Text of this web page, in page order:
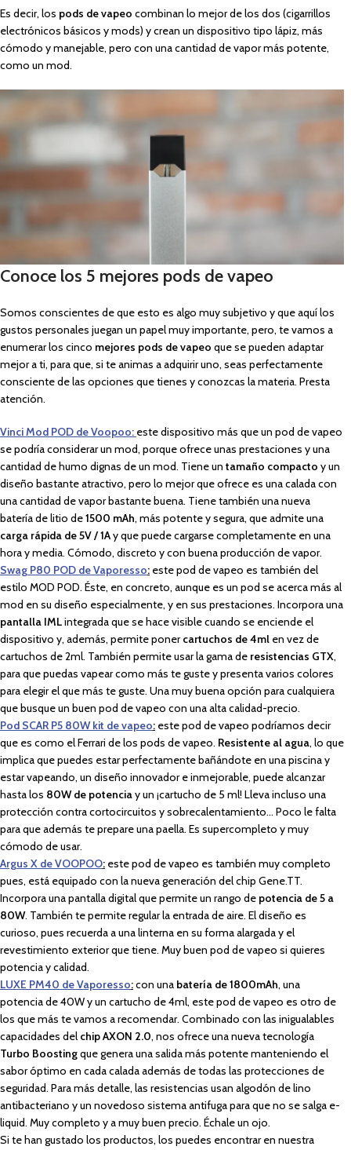
Es decir, los pods de vapeo combinan lo mejor de los dos (cigarrillos
electrónicos básicos y mods) y crean un dispositivo tipo lápiz, más
cómodo y manejable, pero con una cantidad de vapor más potente,
como un mod.
Conoce los 5 mejores pods de vapeo
Somos conscientes de que esto es algo muy subjetivo y que aquí los
gustos personales juegan un papel muy importante, pero, te vamos a
enumerar los cinco mejores pods de vapeo que se pueden adaptar
mejor a ti, para que, si te animas a adquirir uno, seas perfectamente
consciente de las opciones que tienes y conozcas la materia. Presta
atención.
Vinci Mod POD de Voopoo: este dispositivo más que un pod de vapeo
se podría considerar un mod, porque ofrece unas prestaciones y una
cantidad de humo dignas de un mod. Tiene un tamaño compacto y un
diseño bastante atractivo, pero lo mejor que ofrece es una calada con
una cantidad de vapor bastante buena. Tiene también una nueva
batería de litio de1500 mAh, más potente y segura, que admite una
carga rápida de 5V / 1Ay que puede cargarse completamente en una
hora y media. Cómodo, discreto y con buena producción de vapor.
Swag P80 POD de Vaporesso: este pod de vapeo es también del
estilo MOD POD. Éste, en concreto, aunque es un pod se acerca más al
mod en su diseño especialmente, y en sus prestaciones. Incorpora una
pantalla IMLintegrada que se hace visible cuando se enciende el
dispositivo y, además, permite ponercartuchos de 4ml en vez de
cartuchos de 2ml. También permite usar la gama de resistencias GTX,
para que puedas vapear como más te guste y presenta varios colores
para elegir el que más te guste. Una muy buena opción para cualquiera
que busque un buen pod de vapeo con una alta calidad-precio.
Pod SCAR P5 80W kit de vapeo: este pod de vapeo podríamos decir
que es como el Ferrari de los pods de vapeo. Resistente al agua, lo que
implica que puedes estar perfectamente bañándote en una piscina y
estar vapeando, un diseño innovador e inmejorable, puede alcanzar
hasta los 80W de potenciay un ¡cartucho de 5 ml! Lleva incluso una
protección contra cortocircuitos y sobrecalentamiento… Poco le falta
para que además te prepare una paella. Es supercompleto y muy
cómodo de usar.
Argus X de VOOPOO: este pod de vapeo es también muy completo
pues, está equipado con la nueva generación del chip Gene.TT.
Incorpora una pantalla digital que permite un rango de potencia de 5 a
80W. También te permite regular la entrada de aire. El diseño es
curioso, pues recuerda a una linterna en su forma alargada y el
revestimiento exterior que tiene. Muy buen pod de vapeo si quieres
potencia y calidad.
LUXE PM40 de Vaporesso:con una batería de 1800mAh, una
potencia de 40W y un cartucho de 4ml, este pod de vapeo es otro de
los que más te vamos a recomendar. Combinado con las inigualables
capacidades del chip AXON 2.0, nos ofrece una nueva tecnología
Turbo Boostingque genera una salida más potente manteniendo el
sabor óptimo en cada calada además de todas las protecciones de
seguridad. Para más detalle, las resistencias usan algodón de lino
antibacteriano y un novedoso sistema antifuga para que no se salga e-
liquid. Muy completo y a muy buen precio. Échale un ojo.
Si te han gustado los productos, los puedes encontrar en nuestra